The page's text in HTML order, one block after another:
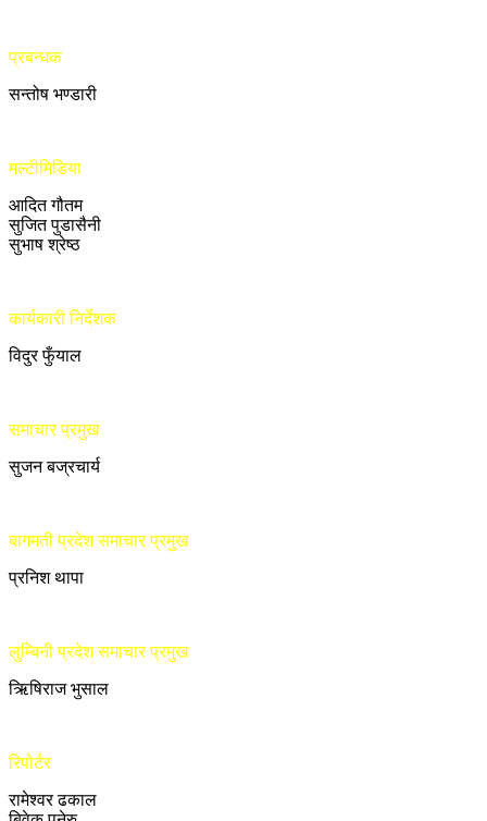
प्रबन्धक
सन्तोष भण्डारी
मल्टीमिडिया
आदित गौतम
सुजित पुडासैनी
सुभाष श्रेष्ठ
कार्यकारी निर्देशक
विदुर फुँयाल
समाचार प्रमुख
सुजन बज्रचार्य
बागमती प्रदेश समाचार प्रमुख
प्रनिश थापा
लुम्बिनी प्रदेश समाचार प्रमुख
ऋिषिराज भुसाल
रिपोर्टर
रामेश्वर ढकाल